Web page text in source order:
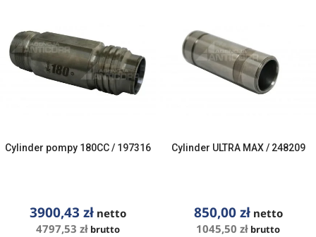
Cylinder pompy 180CC / 197316
3900,43 zł netto
4797,53 zł brutto
Cylinder ULTRA MAX / 248209
850,00złnetto
1045,50 zł brutto